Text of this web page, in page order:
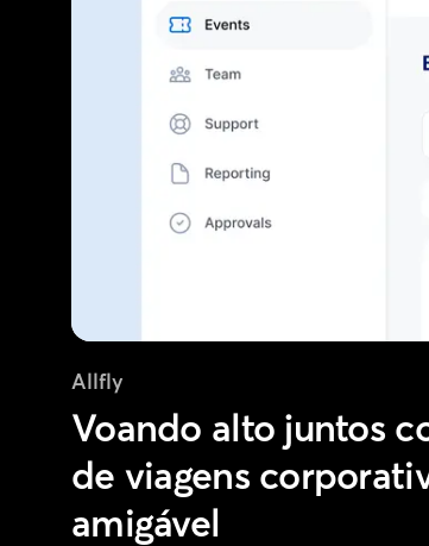
Allfly
Voando alto juntos
de viagens
amigável